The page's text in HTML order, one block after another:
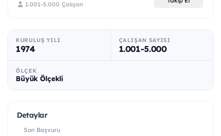
1.001-5.000 Çalışan
KURULUŞ YILI
1974
ÇALIŞAN SAYISI
1.001-5.000
ÖLÇEK
Büyük Ölçekli
Detaylar
Son Başvuru